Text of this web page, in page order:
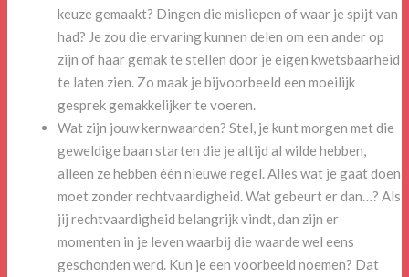
keuze gemaakt? Dingen die misliepen of waar je spijt van
had? Je zou die ervaring kunnen delen om een ander op
zijn of haar gemak te stellen door je eigen kwetsbaarheid
te laten zien. Zo maak je bijvoorbeeld een moeilijk
gesprek gemakkelijker te voeren.
Wat zijn jouw kernwaarden? Stel, je kunt morgen met die
geweldige baan starten die je altijd al wilde hebben,
alleen ze hebben één nieuwe regel. Alles wat je gaat doen
moet zonder rechtvaardigheid. Wat gebeurt er dan…? Als
jij rechtvaardigheid belangrijk vindt, dan zijn er
momenten in je leven waarbij die waarde wel eens
geschonden werd. Kun je een voorbeeld noemen? Dat